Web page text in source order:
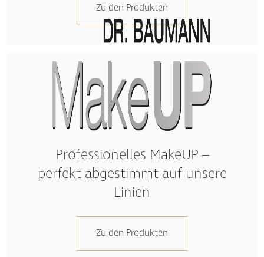
Professionelles MakeUP –
perfekt abgestimmt auf unsere
Linien
Zu den Produkten